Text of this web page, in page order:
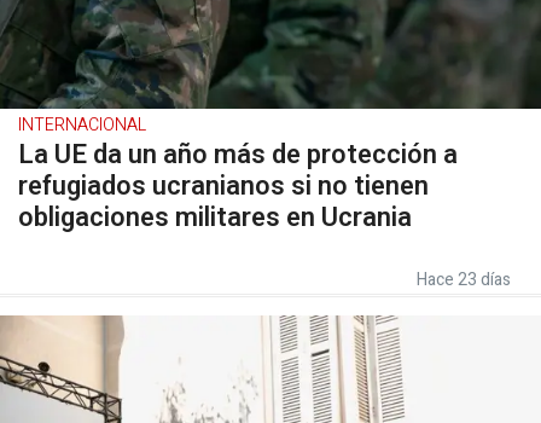
INTERNACIONAL
La UE da un año más de protección a
refugiados ucranianos si no tienen
obligaciones militares en Ucrania
Hace 23 días